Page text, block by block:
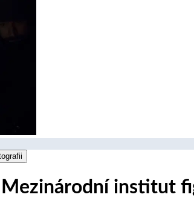
institut